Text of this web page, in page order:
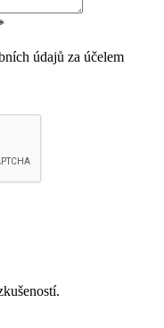
údajů za účelem